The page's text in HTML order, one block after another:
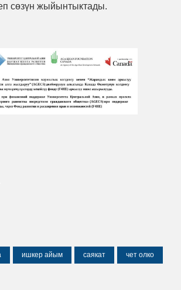
сөзүн жыйынтыктады.
ишкер айым саякат чет олко